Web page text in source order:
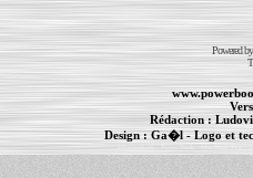
Powered
Rédaction :
Design :Ga�l- Logo et
Informations :